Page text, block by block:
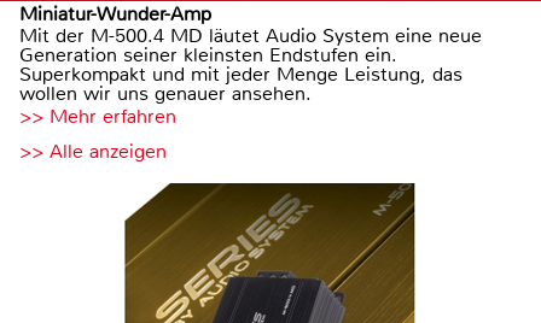
Miniatur-Wunder-Amp
Mit der M-500.4 MD läutet Audio System eine neue
Generation seiner kleinsten Endstufen ein.
Superkompakt und mit jeder Menge Leistung, das
wollen wir uns genauer ansehen.
>> Mehr erfahren
>> Alle anzeigen